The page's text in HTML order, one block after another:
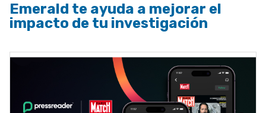
Emerald te ayuda a mejorar el
impacto de tu investigación